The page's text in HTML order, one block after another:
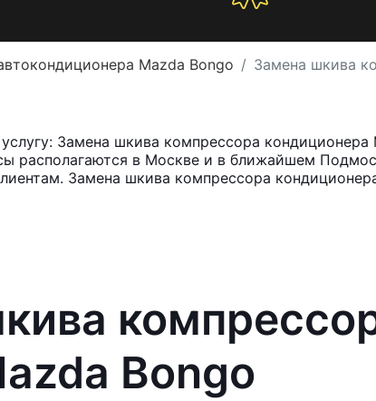
Mazda Bongo Замена шкива
Замена шкива компрессора кондиционера
располагаются в Москве и в ближайшем
Замена шкива компрессора
Bongo